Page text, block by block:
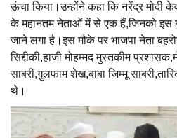
ऊंचा किया।उन्होंने कहा कि नरेंद्र मोदी
के महानतम नेताओं में से एक हैं,जिनको इस
जाने लगा है।इस मौके पर भाजपा नेता
सिद्दीकी,हाजी मोहम्मद मुस्तकीम
साबरी,गुलफाम शेख,बाबा जिम्मू
थे।